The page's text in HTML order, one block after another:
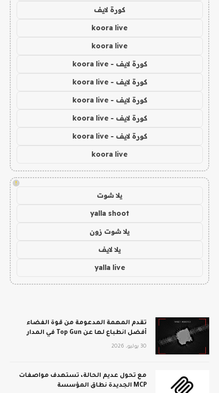
كورة لايف
koora live
koora live
كورة لايف - koora live
كورة لايف - koora live
كورة لايف - koora live
كورة لايف - koora live
كورة لايف - koora live
koora live
!
يلا شوت
yalla shoot
يلا شوت زون
يلا لايف
yalla live
تقدم المهمة المدعومة من قوة الفضاء
أفضل انطباع لها عن Top Gun في المدار
30 يوليو، 2026
مع تحول عديم الحالة، تستهدف مواصفات
MCP الجديدة نطاق المؤسسة